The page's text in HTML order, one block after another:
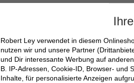
Robert Ley verwendet in diesem
nutzen wir und unsere Partner
und Dir interessante Werbung auf
B. IP-Adressen, Cookie-ID, Browser- und
Inhalte, für personalisierte Anzeigen